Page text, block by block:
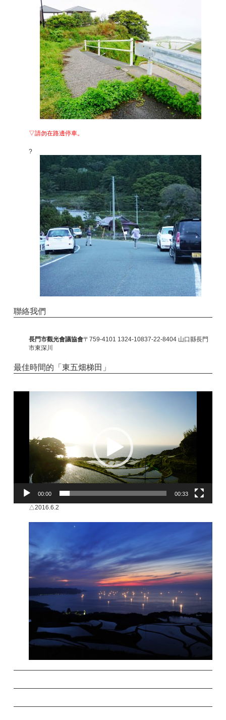
▽請勿在路邊停車。
?
聯絡我們
長門市觀光會議協會〒759-4101 1324-10837-22-8404 山口縣長門
市東深川
最佳時間的「東五畑梯田」
00:00 00:33
△2016.6.2